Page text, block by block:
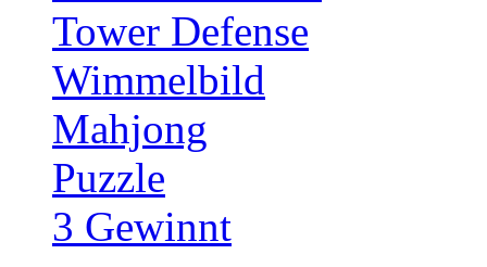
Tower Defense
Wimmelbild
Mahjong
Puzzle
3 Gewinnt